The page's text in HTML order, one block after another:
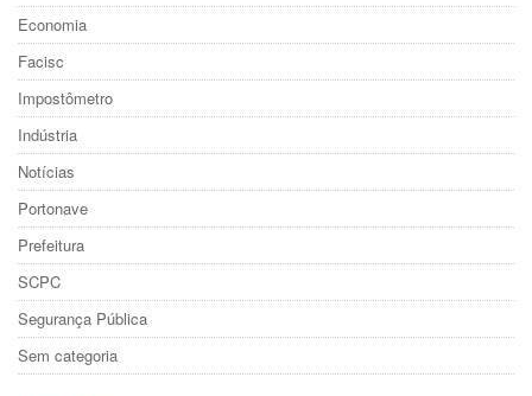
Economia
Facisc
Impostômetro
Indústria
Notícias
Portonave
Prefeitura
SCPC
Segurança Pública
Sem categoria